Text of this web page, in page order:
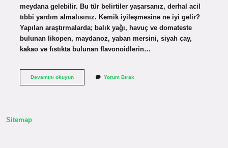
meydana gelebilir. Bu tür belirtiler yaşarsanız, derhal acil
tıbbi yardım almalısınız. Kemik iyileşmesine ne iyi gelir?
Yapılan araştırmalarda; balık yağı, havuç ve domateste
bulunan likopen, maydanoz, yaban mersini, siyah çay,
kakao ve fıstıkta bulunan flavonoidlerin…
Devamını okuyunKaval
Yorum Bırak
Sitemap